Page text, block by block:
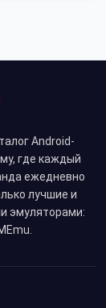
Android-
где каждый
ежедневно
лучшие и
эмуляторами: